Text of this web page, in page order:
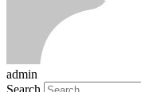
admin
Search